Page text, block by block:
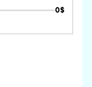
0$